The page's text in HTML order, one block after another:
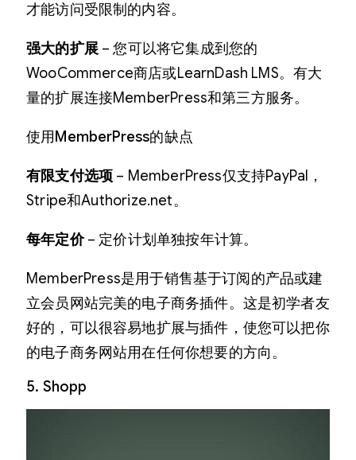
才能访问受限制的内容。
强大的扩展– 您可以将它集成到您​​的
WooCommerce商店或LearnDash LMS。有大
量的扩展连接MemberPress和第三方服务。
使用MemberPress的缺点
有限支付选项 – MemberPress仅支持PayPal，
Stripe和Authorize.net。
每年定价– 定价计划单独按年计算。
MemberPress是用于销售基于订阅的产品或建
立会员网站完美的电子商务插件。这是初学者友
好的，可以很容易地扩展与插件，使您可以把你
的电子商务网站用在任何你想要的方向。
5. Shopp